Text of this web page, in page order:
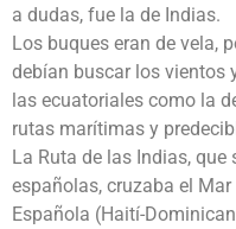
a dudas, fue la de Indias.
Los buques eran de vela,
debían buscar los vientos
las ecuatoriales como la
rutas marítimas y
La Ruta de las Indias,
españolas, cruzaba el
Española (Haití-